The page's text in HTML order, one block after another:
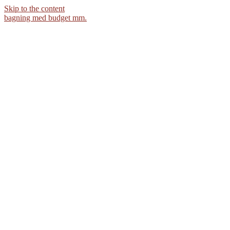
Skip to the content
bagning med budget mm.